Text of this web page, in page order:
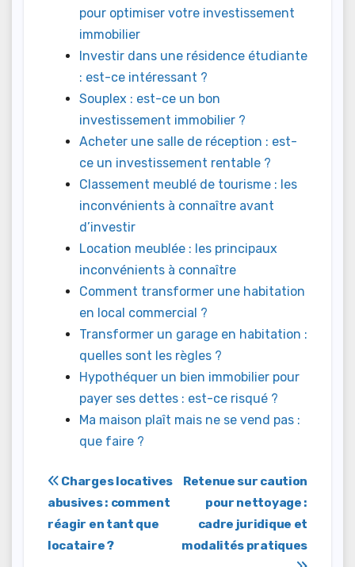
pour optimiser votre investissement
immobilier
Investir dans une résidence étudiante
: est-ce intéressant ?
Souplex : est-ce un bon
investissement immobilier ?
Acheter une salle de réception : est-
ce un investissement rentable ?
Classement meublé de tourisme : les
inconvénients à connaître avant
d’investir
Location meublée : les principaux
inconvénients à connaître
Comment transformer une habitation
en local commercial ?
Transformer un garage en habitation :
quelles sont les règles ?
Hypothéquer un bien immobilier pour
payer ses dettes : est-ce risqué ?
Ma maison plaît mais ne se vend pas :
que faire ?
Navigation
de
l’article
Retenue sur caution
pour nettoyage :
cadre juridique et
modalités pratiques
Charges locatives
abusives : comment
réagir en tant que
locataire ?